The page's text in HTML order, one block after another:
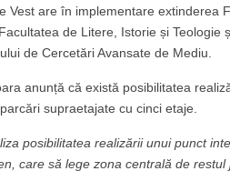
Vest are în implementare extinderea
de Litere, Istorie și Teologie
de Cercetări Avansate de Mediu.
anunță că există posibilitatea
supraetajate cu cinci etaje.
posibilitatea realizării unui punct
care să lege zona centrală de